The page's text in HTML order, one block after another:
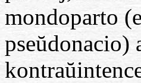
mondoparto